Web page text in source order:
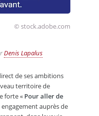
© stock.adobe.com
Denis Lapalus
de ses ambitions
territoire de
forte « Pour aller de
auprès de